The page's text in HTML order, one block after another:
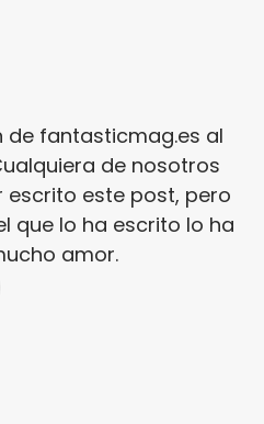
de fantasticmag.es al
de nosotros
escrito este post, pero
que lo ha escrito lo ha
amor.